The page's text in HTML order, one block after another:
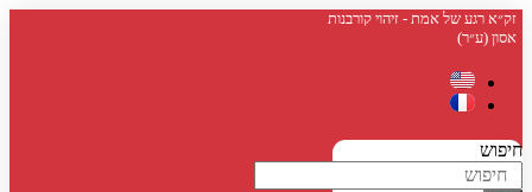
דלג
לתוכן
זק״א רגע של אמת - זיהוי קורבנות
אסון (ע״ר)
חיפוש